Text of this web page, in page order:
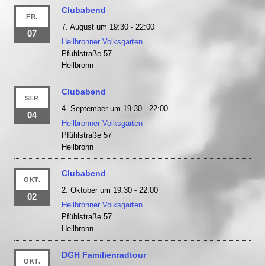
FR.
07
Clubabend
7. August um 19:30 - 22:00
Heilbronner Volksgarten
Pfühlstraße 57
Heilbronn
SEP.
04
Clubabend
4. September um 19:30 - 22:00
Heilbronner Volksgarten
Pfühlstraße 57
Heilbronn
OKT.
02
Clubabend
2. Oktober um 19:30 - 22:00
Heilbronner Volksgarten
Pfühlstraße 57
Heilbronn
OKT.
DGH Familienradtour